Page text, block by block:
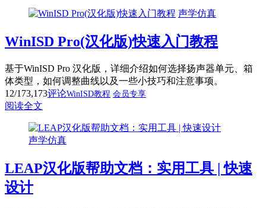
声学仿真
WinISD Pro(汉化版)快速入门教程
基于WinISD Pro 汉化版，详细介绍如何选择扬声器单元、箱
体类型，如何调整曲线以及一些小技巧和注意事项。
12/173,173评论WinISD教程 会员专享
阅读全文
声学仿真
LEAP汉化版帮助文档：实用工具 | 快速
设计